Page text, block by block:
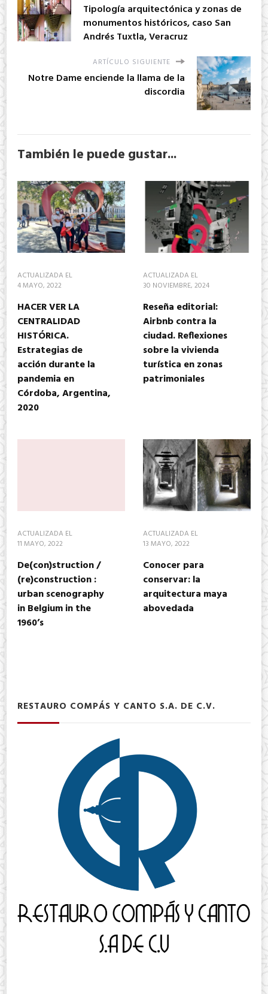
Tipología arquitectónica y zonas de
monumentos históricos, caso San
Andrés Tuxtla, Veracruz
ARTÍCULO SIGUIENTE
Notre Dame enciende la llama de la
discordia
También le puede gustar...
ACTUALIZADA EL
4 MAYO, 2022
HACER VER LA
CENTRALIDAD
HISTÓRICA.
Estrategias de
acción durante la
pandemia en
Córdoba, Argentina,
2020
ACTUALIZADA EL
30 NOVIEMBRE, 2024
Reseña editorial:
Airbnb contra la
ciudad. Reflexiones
sobre la vivienda
turística en zonas
patrimoniales
ACTUALIZADA EL
11 MAYO, 2022
De(con)struction /
(re)construction :
urban scenography
in Belgium in the
1960’s
ACTUALIZADA EL
13 MAYO, 2022
Conocer para
conservar: la
arquitectura maya
abovedada
RESTAURO COMPÁS Y CANTO S.A. DE C.V.